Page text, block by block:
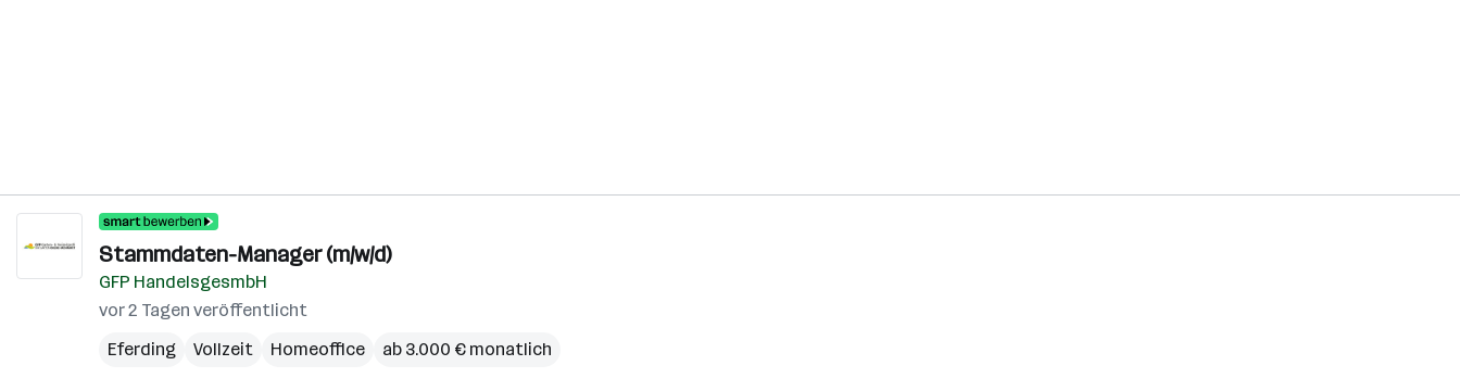
Stammdaten-Manager (m/w/d)
GFP HandelsgesmbH
vor 2 Tagen veröffentlicht
Eferding
Vollzeit Homeoffice ab 3.000 € monatlich